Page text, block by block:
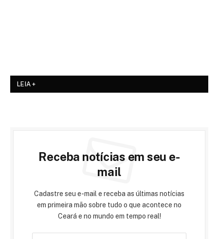
LEIA +
Receba notícias em seu e-
mail
Cadastre seu e-mail e receba as últimas notícias
em primeira mão sobre tudo o que acontece no
Ceará e no mundo em tempo real!